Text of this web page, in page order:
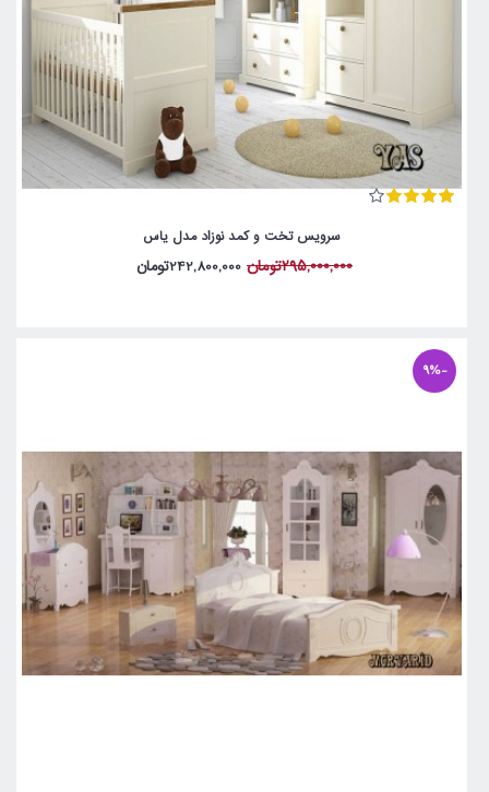
سرویس تخت و کمد نوزاد مدل یاس
295,000,000تومان 242,800,000تومان
-9%